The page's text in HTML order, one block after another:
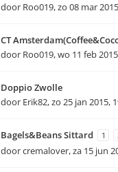
door Roo019,zo 08 mar
CT
door Roo019,wo 11 feb
Doppio Zwolle
door Erik82,zo 25 jan 2015,
Bagels&Beans Sittard 1
doorcremalover,za 15 jun